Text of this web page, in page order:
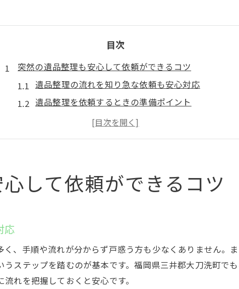
目次
突然の遺品整理も安心して依頼ができるコツ
遺品整理の流れを知り急な依頼も安心対応
遺品整理を依頼するときの準備ポイント
初めての遺品整理でも不安を解消する方法
遺品整理の相談は信頼できる専門家が安心
地元で信頼される遺品整理の選び方とは
遺品整理業者選びで確認すべき信頼基準
遺品整理を任せる前に比較すべきポイント
遺品整理は地元密着型業者が選ばれる理由
遺品整理を福岡県三井郡大刀洗町で進める際の注意点
して依頼ができるコツ
応
、手順や流れが分からず戸惑う方も少なくありません。
ステップを踏むのが基本です。福岡県三井郡大刀洗町で
れを把握しておくと安心です。